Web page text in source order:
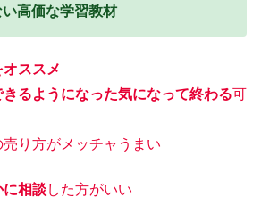
高価な学習教材
ススメ
きるようになった気になって終わる可
り方がメッチャうまい
に相談した方がいい